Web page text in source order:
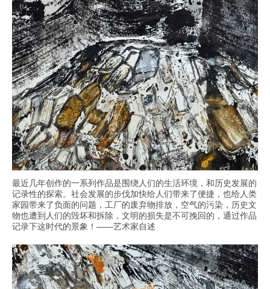
最近几年创作的一系列作品是围绕人们的生活环境，和历史发展的
记录性的探索。社会发展的步伐加快给人们带来了便捷，也给人类
家园带来了负面的问题，工厂的废弃物排放，空气的污染，历史文
物也遭到人们的毁坏和拆除，文明的损失是不可挽回的，通过作品
记录下这时代的景象！——艺术家自述